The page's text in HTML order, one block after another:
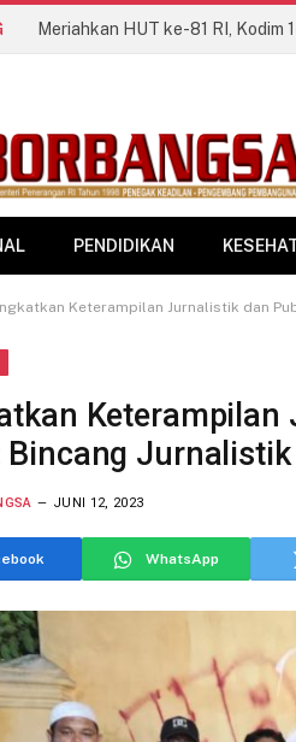
PENDIDIKAN
Keterampilan Jurnalistik dan
Keterampilan
Bincang Jurnalistik
JUNI 12, 2023
WhatsApp